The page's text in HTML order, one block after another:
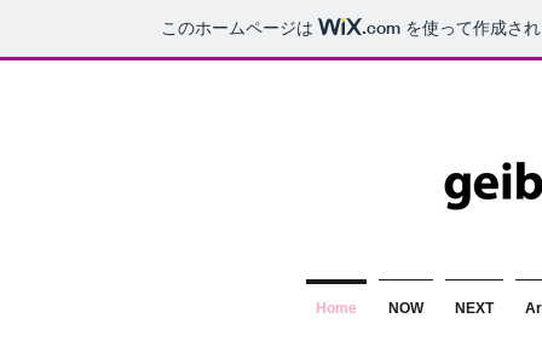
このホームページは .com を使って作成さ
Home NOW NEXT